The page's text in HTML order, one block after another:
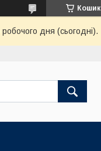
Кошик
дня (сьогодні).